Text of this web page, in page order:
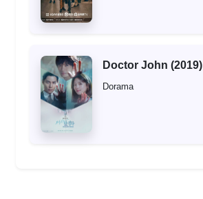
Doctor John (2019)
Dorama